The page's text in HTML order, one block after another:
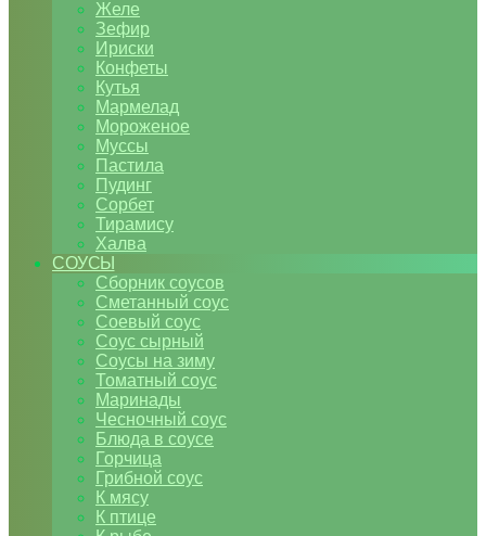
Желе
Зефир
Ириски
Конфеты
Кутья
Мармелад
Мороженое
Муссы
Пастила
Пудинг
Сорбет
Тирамису
Халва
СОУСЫ
Сборник соусов
Сметанный соус
Соевый соус
Соус сырный
Соусы на зиму
Томатный соус
Маринады
Чесночный соус
Блюда в соусе
Горчица
Грибной соус
К мясу
К птице